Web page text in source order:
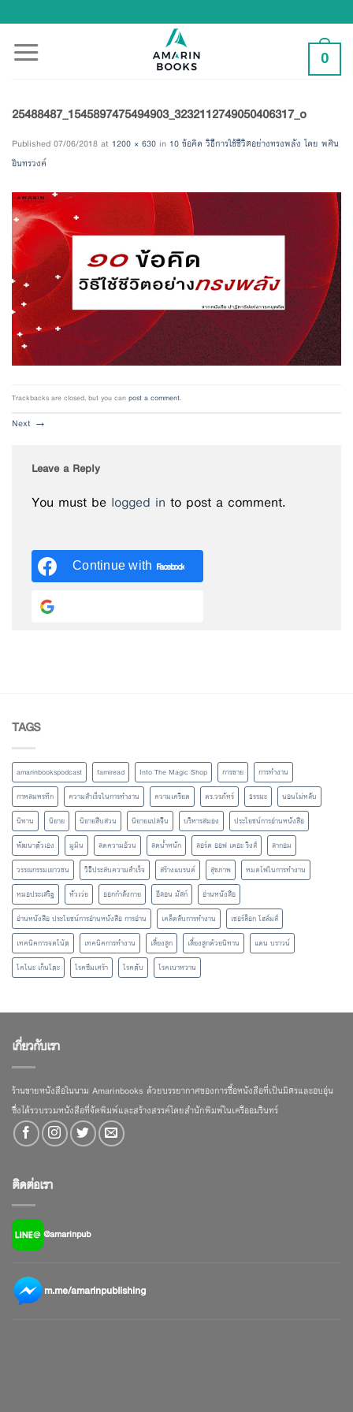
to
content
0
25488487_1545897475494903_3232112749050406317_o
Published 07/06/2018 at 1200 × 630 in 10 ข้อคิด วิธีการใช้ชีวิตอย่างทรงพลัง โดย พศิน
อินทรวงค์
Trackbacks are closed, but you canpost a comment.
Next →
Leave a Reply
You must be logged in to post a comment.
Continue with Facebook
TAGS
amarinbookspodcast famiread Into The Magic Shop การขาย
การทำงาน
กาหลมหรทึก
ความสำเร็จในการทำงาน ความเครียด ดร.วรภัทร์ ธรรมะ
นอนไม่หลับ
นิทาน
นิยาย นิยายสืบสวน นิยายแปลจีน บริหารสมอง
ประโยชน์การอ่านหนังสือ
พัฒนาตัวเอง
มูมิน ลดความอ้วน ลดน้ำหนัก ลอร์ด ออฟ เดอะ ริงส์
ลากอม
วรรณกรรมเยาวชน
วิธีประสบความสำเร็จ สร้างแบรนด์ สุขภาพ
หมดไฟในการทำงาน
หมอประเสริฐ
หัวเว่ย ออกกำลังกาย อีลอน มัสก์
อ่านหนังสือ
อ่านหนังสือ ประโยชน์การอ่านหนังสือ การอ่าน
เคล็ดลับการทำงาน
เชอร์ล็อก โฮล์มส์
เทคนิคการจดโน้ต
เทคนิคการทำงาน เลี้ยงลูก เลี้ยงลูกด้วยนิทาน
แดน บราวน์
โคโนะ เก็นโตะ
โรคซึมเศร้า โรคตับ โรคเบาหวาน
เกี่ยวกับเรา
ร้านขายหนังสือในนาม Amarinbooks ด้วยบรรยากาศของการซื้อหนังสือที่เป็นมิตรและอบอุ่น
ซึ่งได้รวบรวมหนังสือที่จัดพิมพ์และสร้างสรรค์โดยสำนักพิมพ์ในเครืออมรินทร์
ติดต่อเรา
@amarinpub
m.me/amarinpublishing